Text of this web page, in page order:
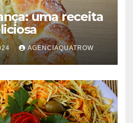
uma receita
AGENCIAQUATROW